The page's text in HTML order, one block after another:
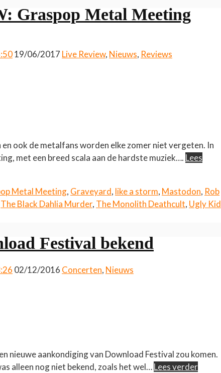
Graspop Metal Meeting
19/06/2017 Live Review, Nieuws, Reviews
ook de metalfans worden elke zomer niet vergeten. In
met een breed scala aan de hardste muziek…. Lees
Metal Meeting, Graveyard, like a storm, Mastodon, Rob
The Black Dahlia Murder, The Monolith Deathcult, Ugly Kid
Festival bekend
02/12/2016 Concerten, Nieuws
nieuwe aankondiging van Download Festival zou komen.
alleen nog niet bekend, zoals het wel…Lees verder